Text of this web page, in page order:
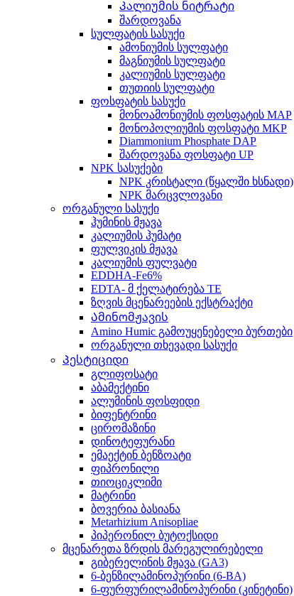
Კალიუმის ნიტრატი
შარდოვანა
სულფატის სასუქი
ამონიუმის სულფატი
მაგნიუმის სულფატი
კალიუმის სულფატი
თუთიის სულფატი
ფოსფატის სასუქი
მონოამონიუმის ფოსფატის MAP
მონოპოლიუმის ფოსფატი MKP
Diammonium Phosphate DAP
შარდოვანა ფოსფატი UP
NPK სასუქები
NPK კრისტალი (წყალში ხსნადი)
NPK მარცვლოვანი
ორგანული სასუქი
ჰუმინის მჟავა
კალიუმის ჰუმატი
ფულვიკის მჟავა
კალიუმის ფულვატი
EDDHA-Fe6%
EDTA- მ ქელატირება TE
ზღვის მცენარეების ექსტრაქტი
Ამინომჟავის
Amino Humic გამოუყენებელი ბურთები
ორგანული თხევადი სასუქი
Პესტიციდი
გლიფოსატი
აბამექტინი
ალუმინის ფოსფიდი
ბიფენტრინი
ცირომაზინი
დინოტეფურანი
ემაექტინ ბენზოატი
ფიპრონილი
თიოციკლიმი
მატრინი
ბოვერია ბასიანა
Metarhizium Anisopliae
პიპერონილ ბუტოქსიდი
მცენარეთა ზრდის მარეგულირებელი
გიბერელინის მჟავა (GA3)
6-ბენზილამინოპურინი (6-BA)
6-ფურფურილამინოპურინი (კინეტინი)